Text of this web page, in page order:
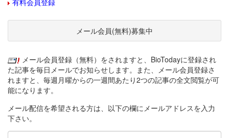
有料会員登録
メール会員(無料)募集中
メール会員登録（無料）をされますと、BioTodayに登録され
た記事を毎日メールでお知らせします。また、メール会員登録さ
れますと、毎週月曜からの一週間あたり2つの記事の全文閲覧が可
能になります。
メール配信を希望される方は、以下の欄にメールアドレスを入力
下さい。